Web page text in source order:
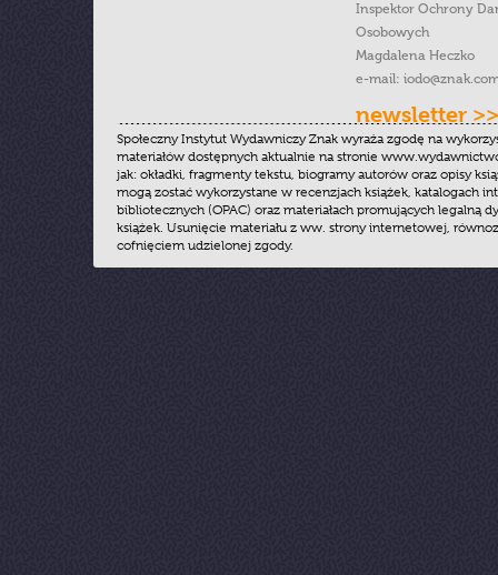
Inspektor Ochrony
Osobowych
Magdalena Heczko
e-mail:
newsletter >>
Społeczny Instytut Wydawniczy Znak wyraża zgodę na
materiałów dostępnych aktualnie na stronie
jak: okładki, fragmenty tekstu, biogramy autorów oraz opisy
mogą zostać wykorzystane w recenzjach książek, katalogach
bibliotecznych (OPAC) oraz materiałach promujących legalną
książek. Usunięcie materiału z ww. strony internetowej,
cofnięciem udzielonej zgody.